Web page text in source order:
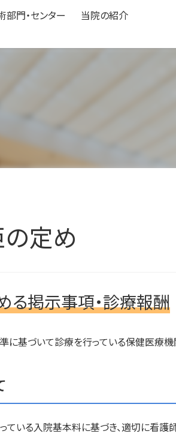
部門・センター
門・センター
当院の紹介
当院の紹介
expand_circle_right認定・医療機関指定
定め
る掲示事項・診療報酬
に基づいて診療を行っている保健医療機
いる入院基本料に基づき、適切に看護